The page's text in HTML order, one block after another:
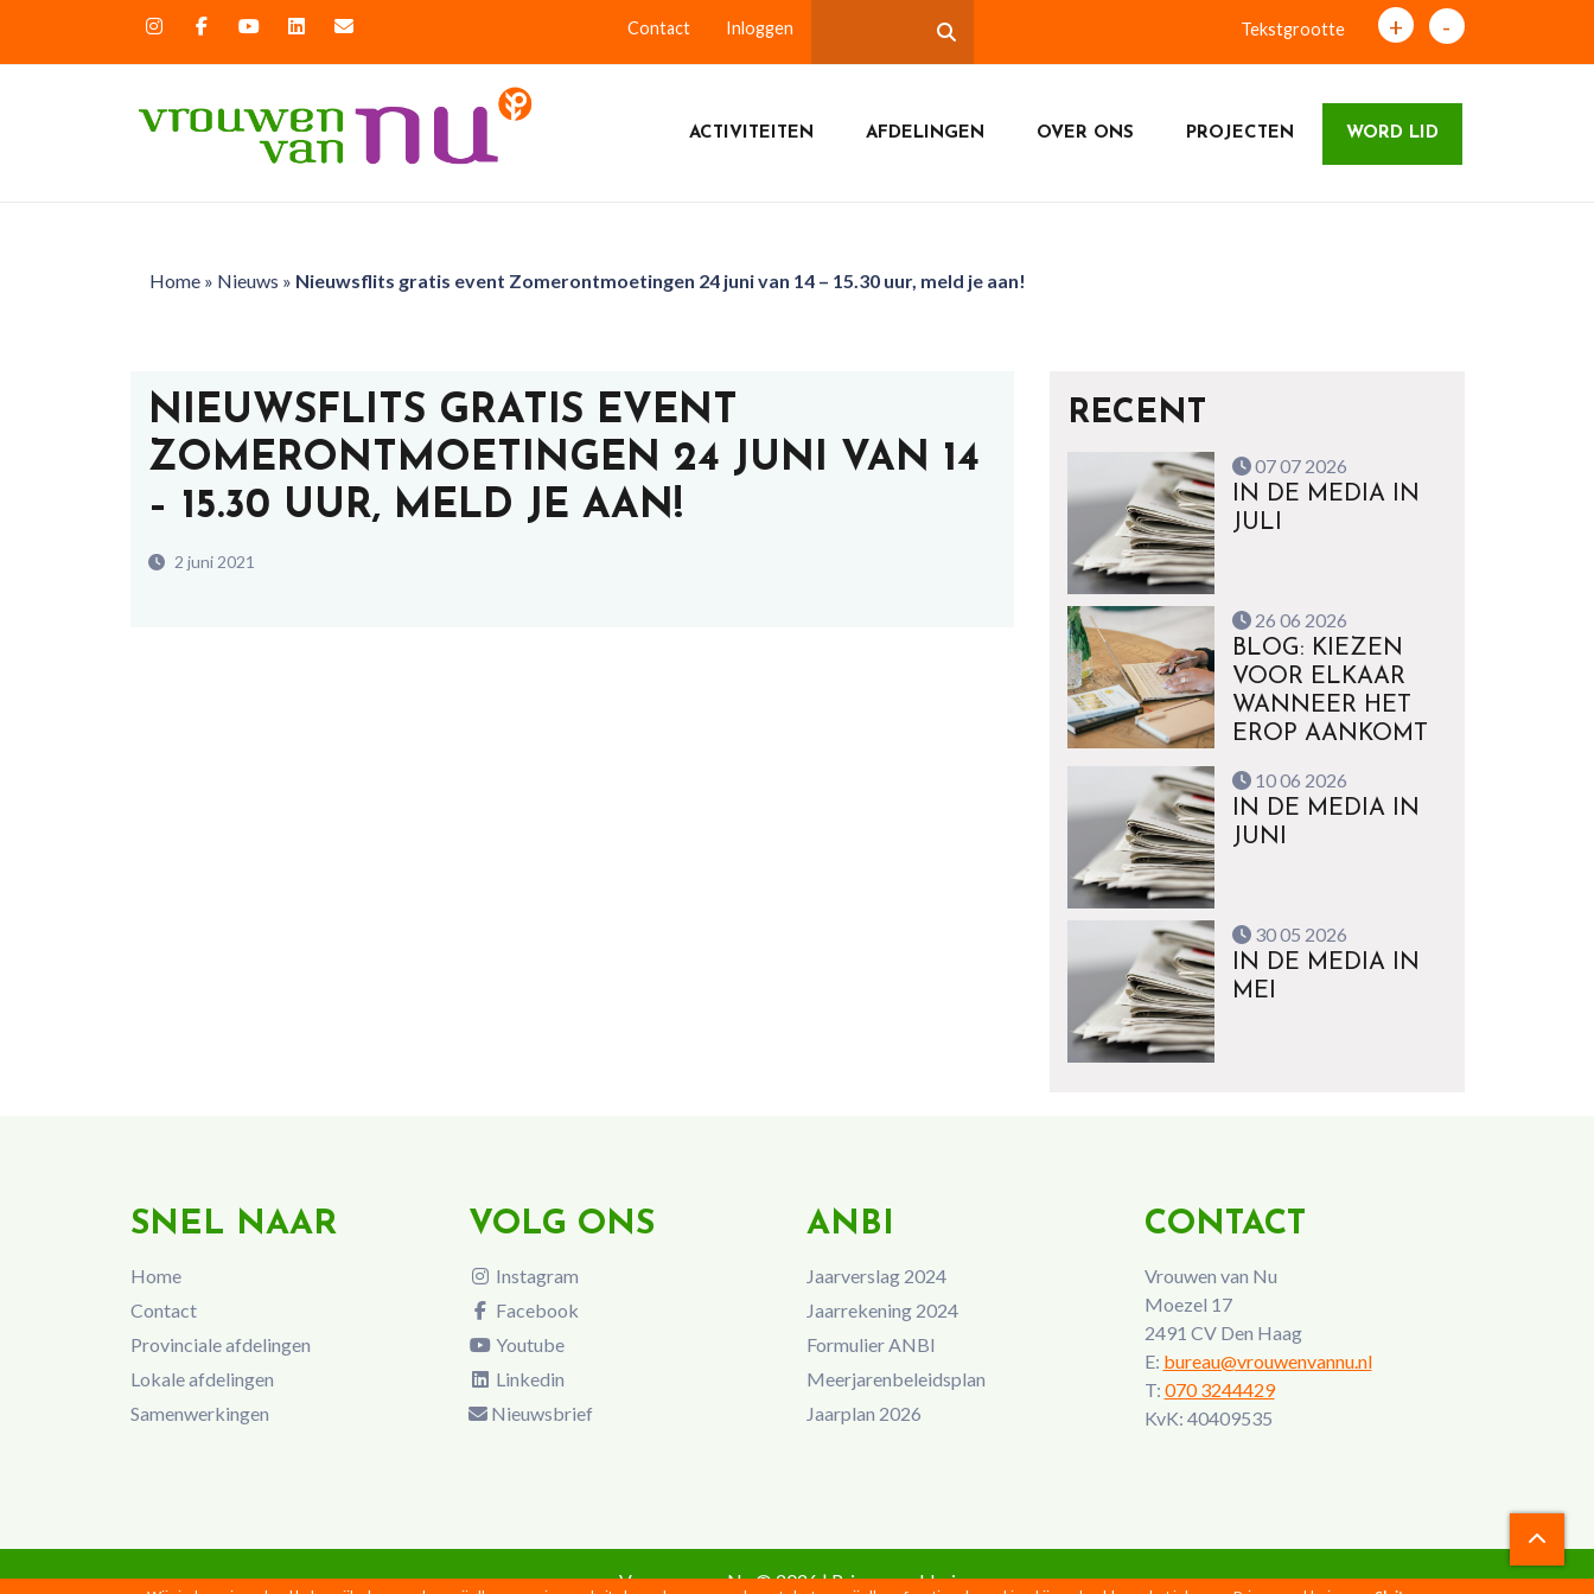
Contact Inloggen Tekstgrootte + -
ACTIVITEITEN AFDELINGEN OVER ONS PROJECTEN WORD LID
Home» Nieuws » Nieuwsflits gratis event Zomerontmoetingen 24 juni van 14 – 15.30 uur, meld je aan!
NIEUWSFLITS GRATIS EVENT
ZOMERONTMOETINGEN 24 JUNI VAN 14
– 15.30 UUR, MELD JE AAN!
2 juni 2021
RECENT
07 07 2026
IN DE MEDIA IN
JULI
26 06 2026
BLOG: KIEZEN
VOOR ELKAAR
WANNEER HET
EROP AANKOMT
10 06 2026
IN DE MEDIA IN
JUNI
30 05 2026
IN DE MEDIA IN
MEI
SNEL NAAR
Home
Contact
Provinciale afdelingen
Lokale afdelingen
Samenwerkingen
VOLG ONS
Instagram
Facebook
Youtube
Linkedin
Nieuwsbrief
ANBI
Jaarverslag 2024
Jaarrekening 2024
Formulier ANBI
Meerjarenbeleidsplan
Jaarplan 2026
CONTACT
Vrouwen van Nu
Moezel 17
2491 CV Den Haag
E: bureau@vrouwenvannu.nl
T: 070 3244429
KvK: 40409535
Vrouwen van Nu © 2026 |Privacyverklaring